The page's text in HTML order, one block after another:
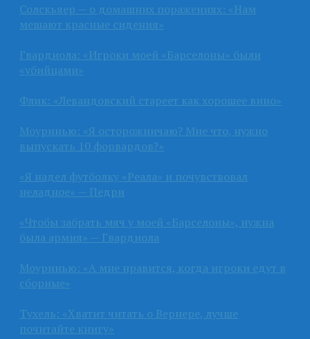
Солскьяер — о домашних поражениях: «Нам
мешают красные сидения»
Гвардиола: «Игроки моей «Барселоны» были
«убийцами»
Флик: «Левандовский стареет как хорошее вино»
Моуринью: «Я осторожничаю? Мне что, нужно
выпускать 10 форвардов?»
«Я надел футболку «Реала» и почувствовал
неладное» — Педри
«Чтобы забрать мяч у моей «Барселоны», нужна
была армия» — Гвардиола
Моуринью: «А мне нравится, когда игроки едут в
сборные»
Тухель: «Хватит читать о Вернере, лучше
почитайте книгу»